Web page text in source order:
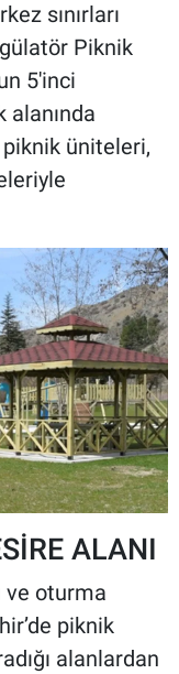
sınırları
Piknik
5'inci
alanında
üniteleri,
ALANI
ve oturma
piknik
alanlardan